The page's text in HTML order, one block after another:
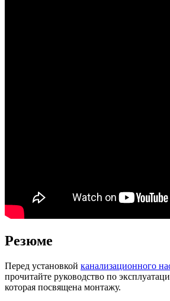
Резюме
Перед установкой канализационного
прочитайте руководство по
которая посвящена монтажу.